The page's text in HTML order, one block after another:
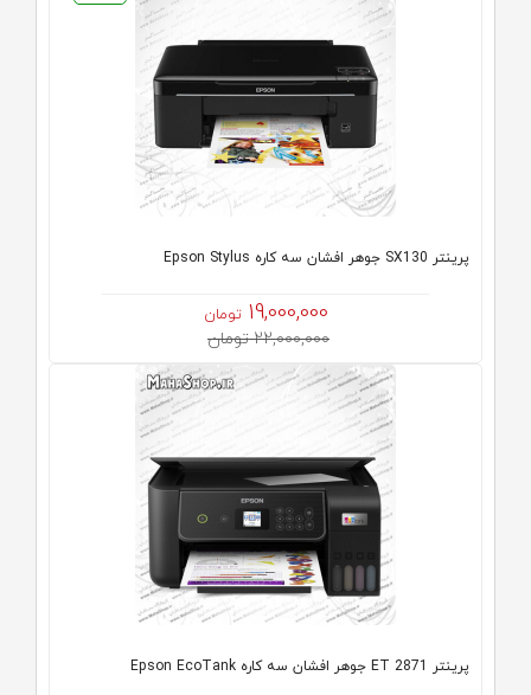
پرینتر SX130 جوهر افشان سه کاره Epson Stylus
19,000,000 تومان
22,000,000 تومان
پرینتر ET 2871 جوهر افشان سه کاره Epson EcoTank